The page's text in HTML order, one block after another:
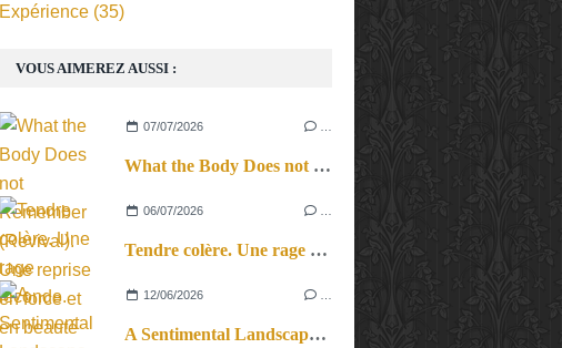
VOUS AIMEREZ AUSSI :
07/07/2026
What the Body Does not Remember (Revival). Une reprise en force et en beauté
06/07/2026
Tendre colère. Une rage féconde.
12/06/2026
A Sentimental Landscape, le cri du corps et des cordes.
Expérience (35)